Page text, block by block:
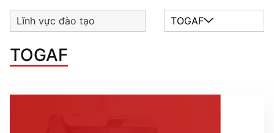
TOGAF
Lĩnh vực đào tạo TOGAF